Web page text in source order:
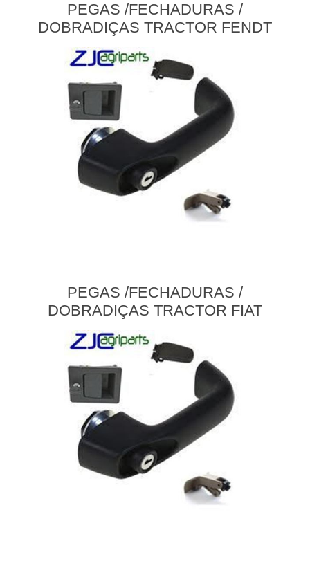
PEGAS /FECHADURAS /
DOBRADIÇAS TRACTOR FENDT
PEGAS /FECHADURAS /
DOBRADIÇAS TRACTOR FIAT